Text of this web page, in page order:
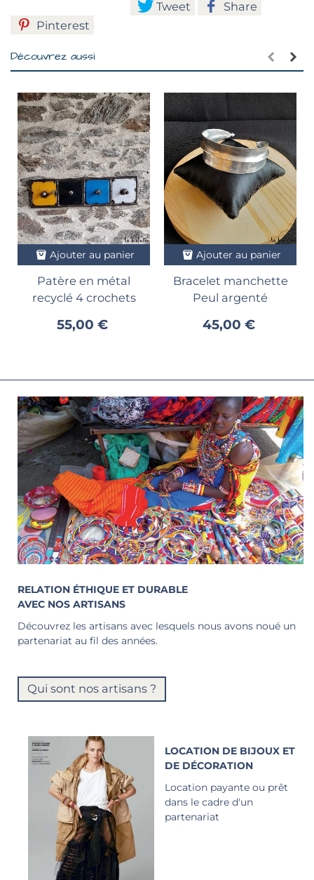
Tweet
Share
Pinterest
Découvrez aussi
Ajouter au panier
Patère en métal
recyclé 4 crochets
55,00 €
Ajouter au panier
Bracelet manchette
Peul argenté
45,00 €
RELATION ÉTHIQUE ET DURABLE
AVEC NOS ARTISANS
Découvrez les artisans avec lesquels nous avons noué un
partenariat au fil des années.
Qui sont nos artisans ?
LOCATION DE BIJOUX ET
DE DÉCORATION
Location payante ou prêt
dans le cadre d'un
partenariat